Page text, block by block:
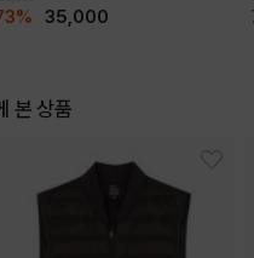
35,000
본 상품